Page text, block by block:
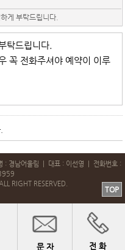
게 부탁드립니다.
탁드립니다.
꼭 전화주셔야 예약이 이루
: 경남어울림 | 대표 : 이선영 | 전화번호 :
RIGHT RESERVED.
문 자 전 화
TOP